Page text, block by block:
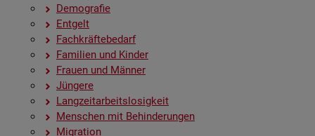
De­mo­gra­fie
Ent­gelt
Fach­kräf­te­be­darf
Fa­mi­li­en und Kin­der
Frau­en und Män­ner
Jün­ge­re
Lang­zeit­ar­beits­lo­sig­keit
Men­schen mit Be­hin­de­run­gen
Mi­gra­ti­on